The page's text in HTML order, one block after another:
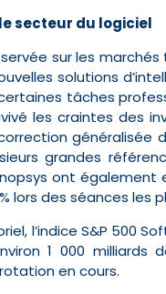
secteur du logiciel
sur les
solutions
tâches
les craintes des
généralisée
grandes
ont
lors des séances les
l’indice S&P 500
1 000 milliards
en cours.